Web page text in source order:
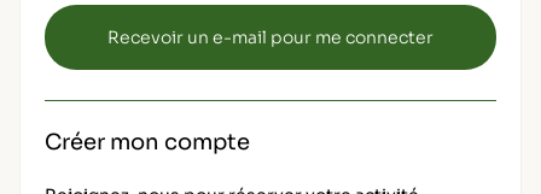
Créer mon compte